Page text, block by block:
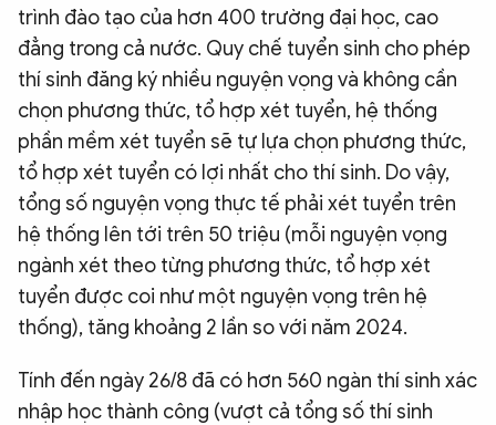
trình đào tạo của hơn 400 trường đại học, cao
đẳng trong cả nước. Quy chế tuyển sinh cho phép
thí sinh đăng ký nhiều nguyện vọng và không cần
chọn phương thức, tổ hợp xét tuyển, hệ thống
phần mềm xét tuyển sẽ tự lựa chọn phương thức,
tổ hợp xét tuyển có lợi nhất cho thí sinh. Do vậy,
tổng số nguyện vọng thực tế phải xét tuyển trên
hệ thống lên tới trên 50 triệu (mỗi nguyện vọng
ngành xét theo từng phương thức, tổ hợp xét
tuyển được coi như một nguyện vọng trên hệ
thống), tăng khoảng 2 lần so với năm 2024.
Tính đến ngày 26/8 đã có hơn 560 ngàn thí sinh xác
nhập học thành công (vượt cả tổng số thí sinh